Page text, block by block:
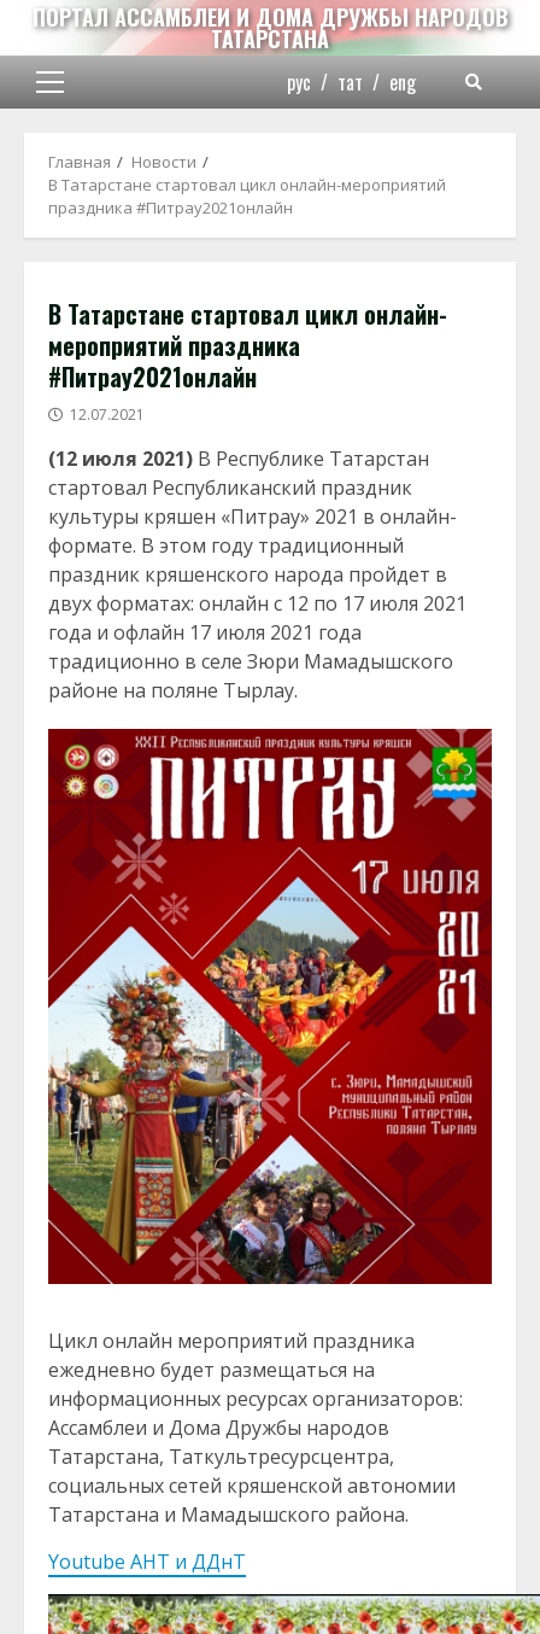
Перейти
содержимому
ПОРТАЛ АССАМБЛЕИ И ДОМА ДРУЖБЫ НАРОДОВ
ТАТАРСТАНА
Основное
рус / тат / eng
Главная
Новости
В Татарстане стартовал цикл онлайн-мероприятий
праздника #Питрау2021онлайн
В Татарстане стартовал цикл онлайн-
мероприятий праздника
#Питрау2021онлайн
12.07.2021
(12 июля 2021) В Республике Татарстан
стартовал Республиканский праздник
культуры кряшен «Питрау» 2021 в онлайн-
формате. В этом году традиционный
праздник кряшенского народа пройдет в
двух форматах: онлайн с 12 по 17 июля 2021
года и офлайн 17 июля 2021 года
традиционно в селе Зюри Мамадышского
районе на поляне Тырлау.
Цикл онлайн мероприятий праздника
ежедневно будет размещаться на
информационных ресурсах организаторов:
Ассамблеи и Дома Дружбы народов
Татарстана, Таткультресурсцентра,
социальных сетей кряшенской автономии
Татарстана и Мамадышского района.
Youtube АНТ и ДДнТ